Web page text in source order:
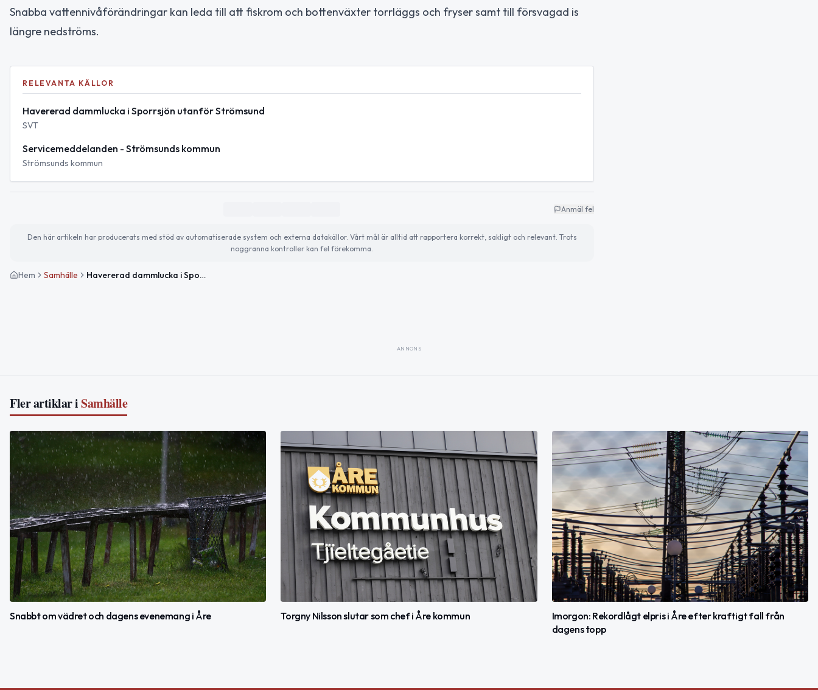
Snabba vattennivåförändringar kan leda till att fiskrom och bottenväxter torrläggs och fryser samt till försvagad is
längre nedströms.
RELEVANTA KÄLLOR
Havererad dammlucka i Sporrsjön utanför Strömsund
SVT
Servicemeddelanden - Strömsunds kommun
Strömsunds kommun
Anmäl fel
Den här artikeln har producerats med stöd av automatiserade system och externa datakällor. Vårt mål är alltid att rapportera korrekt, sakligt och relevant. Trots
noggranna kontroller kan fel förekomma.
Hem Samhälle Havererad dammlucka i Sporrsjön utanför Strömsund påverkar vattennivån
ANNONS
Fler artiklar iSamhälle
Snabbt om vädret och dagens evenemang i Åre Torgny Nilsson slutar som chef i Åre kommun
Imorgon: Rekordlågt elpris i Åre efter kraftigt fall från
dagens topp